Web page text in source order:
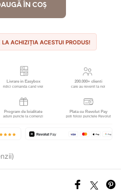
ÎN COȘ
LA ACHIZIȚIA ACESTUI PRODUS!